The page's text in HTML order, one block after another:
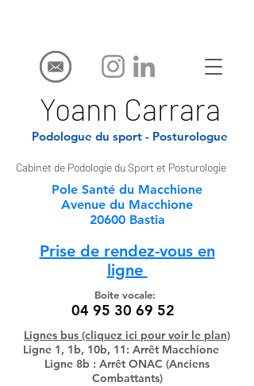
Yoann Carrara
Podologue du sport - Posturologue
Cabinet de Podologie du Sport et Posturologie
Pole Santé du Macchione
Avenue du Macchione
20600 Bastia
Prise de rendez-vous en
ligne
Boite vocale:
04 95 30 69 52
Lignes bus (cliquez ici pour voir le plan)
Ligne 1, 1b, 10b, 11: Arrêt Macchione
Ligne 8b : Arrêt ONAC (Anciens
Combattants)